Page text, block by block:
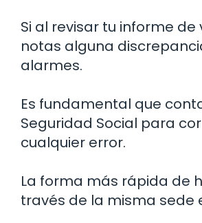
Si al revisar tu informe
notas alguna
alarmes.
Es fundamental que
Seguridad Social para
cualquier error.
La forma más rápida de
través de la misma sede